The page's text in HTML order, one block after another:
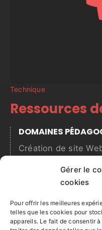
Gérer le
cookies
Pour offrir les meilleures
telles que les cookies pour
appareils. Le fait de consentir
Technique
Ressources
DOMAINES
Création de site
Adobe Cloud, outils